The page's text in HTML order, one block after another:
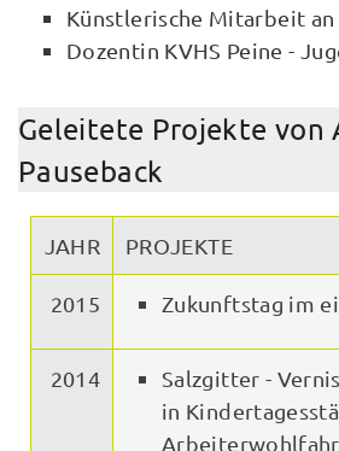
Künstlerische Mitarbeit an
Dozentin KVHS Peine -
Geleitete Projekte von
Pauseback
JAHR PROJEKTE
2015 Zukunftstag im
2014
Salzgitter -
in